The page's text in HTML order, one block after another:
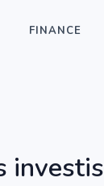
FINANCE
investis